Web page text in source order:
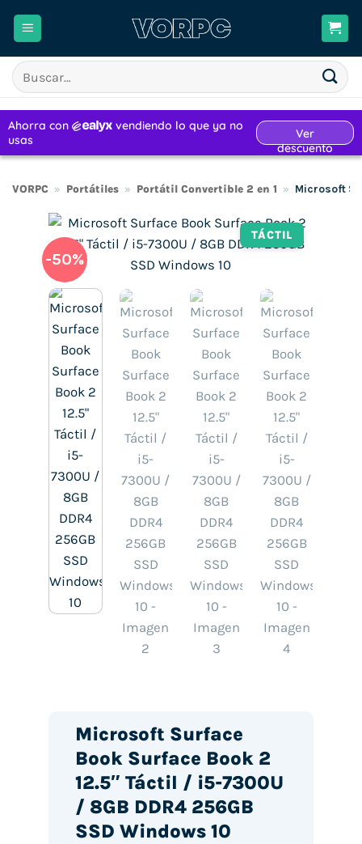
Buscar
por:
VORPC » Portátiles » Portátil Convertible 2 en 1 » Microsoft
TÁCTIL
-50%
Microsoft Surface
Book Surface Book 2
12.5″ Táctil / i5-7300U
/ 8GB DDR4 256GB
SSD Windows 10